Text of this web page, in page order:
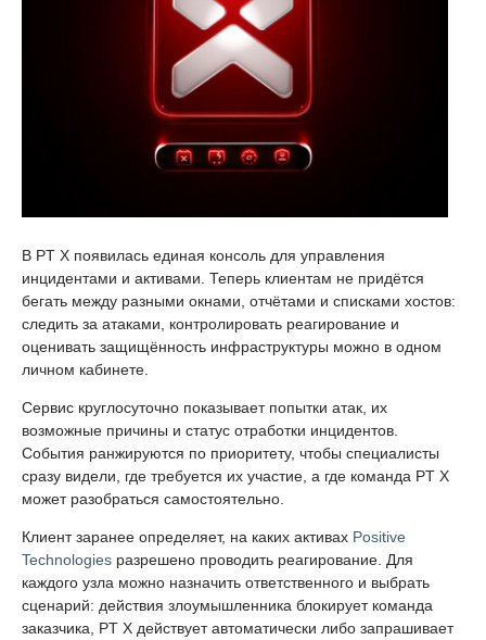
В PT X появилась единая консоль для управления
инцидентами и активами. Теперь клиентам не придётся
бегать между разными окнами, отчётами и списками хостов:
следить за атаками, контролировать реагирование и
оценивать защищённость инфраструктуры можно в одном
личном кабинете.
Сервис круглосуточно показывает попытки атак, их
возможные причины и статус отработки инцидентов.
События ранжируются по приоритету, чтобы специалисты
сразу видели, где требуется их участие, а где команда PT X
может разобраться самостоятельно.
Клиент заранее определяет, на каких активах Positive
Technologies разрешено проводить реагирование. Для
каждого узла можно назначить ответственного и выбрать
сценарий: действия злоумышленника блокирует команда
заказчика, PT X действует автоматически либо запрашивает